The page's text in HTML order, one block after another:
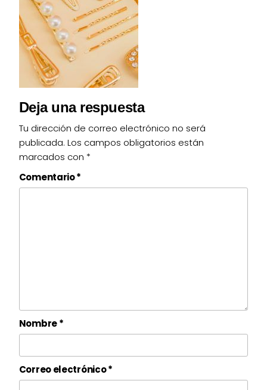
Deja una respuesta
Tu dirección de correo electrónico no será
publicada. Los campos obligatorios están
marcados con *
Comentario*
Nombre*
Correo electrónico*